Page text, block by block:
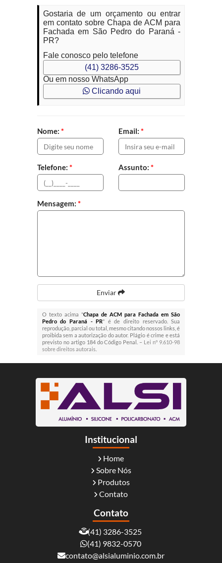
Gostaria de um orçamento ou entrar
em contato sobre Chapa de ACM para
Fachada em São Pedro do Paraná -
PR?
Fale conosco pelo telefone
(41) 3286-3525
Ou em nosso WhatsApp
Clicando aqui
Nome: * Email: *
Telefone: * Assunto: *
Mensagem: *
Enviar
O texto acima "Chapa de ACM para Fachada em São
Pedro do Paraná - PR" é de direito reservado. Sua
reprodução, parcial ou total, mesmo citando nossos links, é
proibida sem a autorização do autor. Plágio é crime e está
previsto no artigo 184 do Código Penal. – Lei n° 9.610-98
sobre direitos autorais.
Institucional
Home
Sobre Nós
Produtos
Contato
Contato
(41) 3286-3525
(41) 9832-0570
contato@alsialuminio.com.br